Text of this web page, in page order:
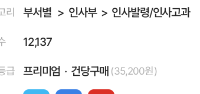
리 부서별 인사부 인사발령/인사고과
12,137
급 프리미엄 건당구매 (35,200원)